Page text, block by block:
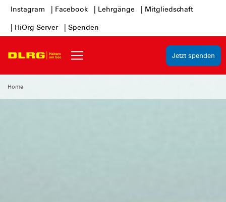
Instagram | Facebook | Lehrgänge | Mitgliedschaft
| HiOrg Server | Spenden
Jetzt spenden
Home